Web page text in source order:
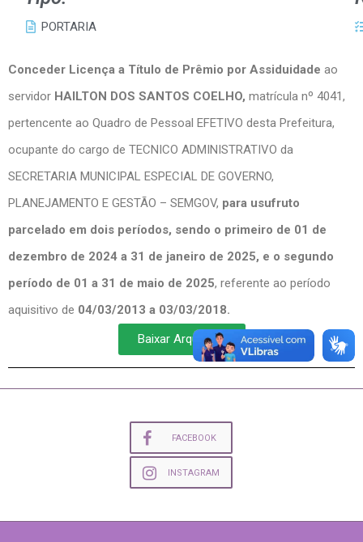
PORTARIA
Conceder Licença a Título de Prêmio por Assiduidade ao
servidor HAILTON DOS SANTOS COELHO, matrícula nº 4041,
pertencente ao Quadro de Pessoal EFETIVO desta Prefeitura,
ocupante do cargo de TECNICO ADMINISTRATIVO da
SECRETARIA MUNICIPAL ESPECIAL DE GOVERNO,
PLANEJAMENTO E GESTÃO – SEMGOV, para usufruto
parcelado em dois períodos, sendo o primeiro de 01 de
dezembro de 2024 a 31 de janeiro de 2025, e o segundo
período de 01 a 31 de maio de 2025, referente ao período
aquisitivo de 04/03/2013 a 03/03/2018.
Baixar Arquivo
FACEBOOK
INSTAGRAM